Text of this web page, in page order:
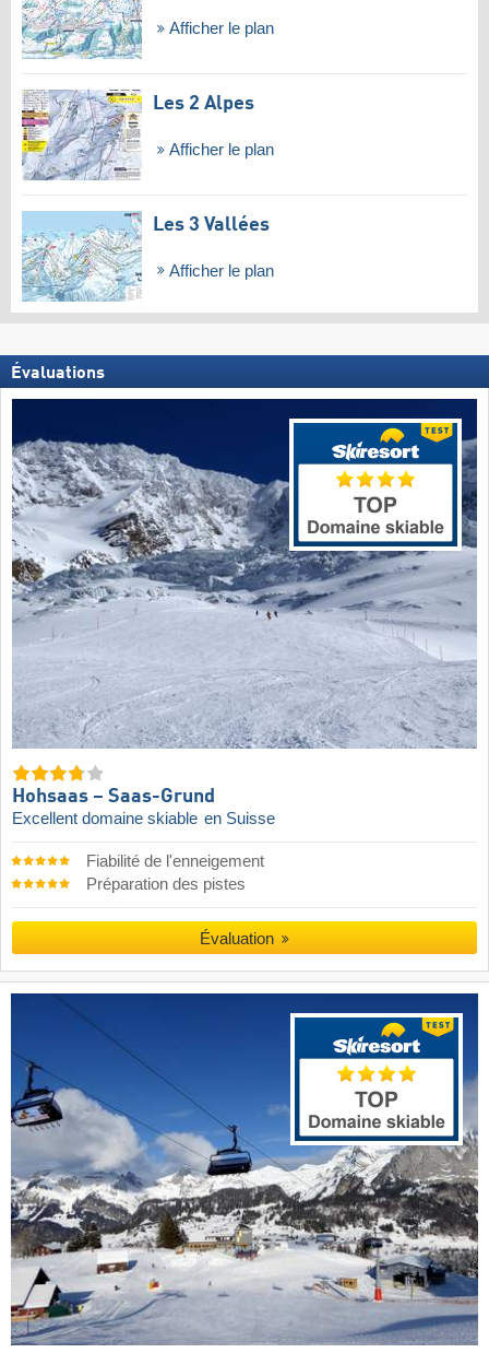
Afficher le plan
Les 2 Alpes
Afficher le plan
Les 3 Vallées
Afficher le plan
Évaluations
Hohsaas – Saas-Grund
Excellent domaine skiable en Suisse
Fiabilité de l'enneigement
Préparation des pistes
Évaluation